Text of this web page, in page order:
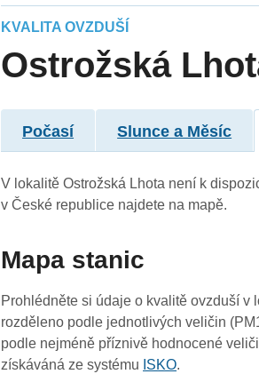
KVALITA OVZDUŠÍ
Ostrožská
Počasí Slunce a Měsíc
V lokalitě Ostrožská Lhota není k
v České republice najdete na mapě.
Mapa stanic
Prohlédněte si údaje o kvalitě ovzduší v
rozděleno podle jednotlivých veličin
podle nejméně příznivě hodnocené
získáváná ze systému ISKO.
3
3